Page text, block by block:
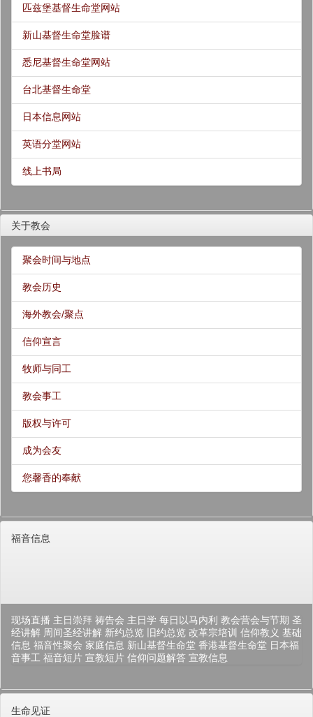
匹兹堡基督生命堂网站
新山基督生命堂脸谱
悉尼基督生命堂网站
台北基督生命堂
日本信息网站
英语分堂网站
线上书局
关于教会
聚会时间与地点
教会历史
海外教会/聚点
信仰宣言
牧师与同工
教会事工
版权与许可
成为会友
您馨香的奉献
福音信息
现场直播 主日崇拜 祷告会 主日学 每日以马内利 教会营会与节期 圣
经讲解 周间圣经讲解 新约总览 旧约总览 改革宗培训 信仰教义 基础
信息 福音性聚会 家庭信息 新山基督生命堂 香港基督生命堂 日本福
音事工 福音短片 宣教短片 信仰问题解答 宣教信息
生命见证